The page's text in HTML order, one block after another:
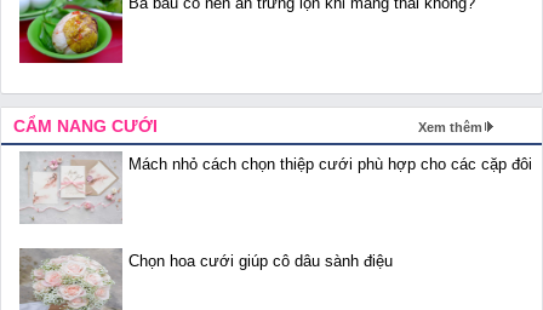
CẨM NANG CƯỚI Xem thêm
Mách nhỏ cách chọn thiệp cưới phù hợp cho các cặp đôi
Chọn hoa cưới giúp cô dâu sành điệu